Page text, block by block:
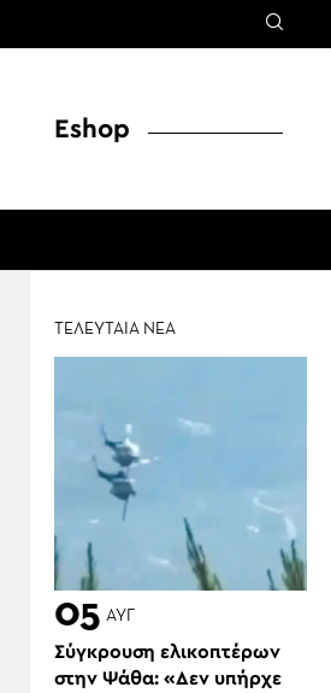
Eshop
ΤΕΛΕΥΤΑΙΑ ΝΕΑ
05 ΑΥΓ
Σύγκρουση ελικοπτέρων
στην Ψάθα: «Δεν υπήρχε